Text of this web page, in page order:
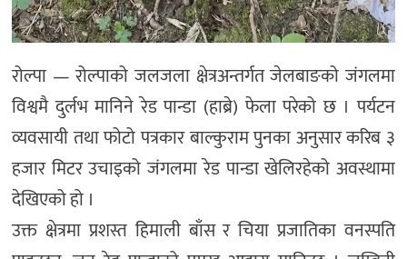
रोल्पा — रोल्पाको जलजला क्षेत्रअन्तर्गत जेलबाङको जंगलमा
विश्वमै दुर्लभ मानिने रेड पान्डा (हाब्रे) फेला परेको छ । पर्यटन
व्यवसायी तथा फोटो पत्रकार बाल्कुराम पुनका अनुसार करिब ३
हजार मिटर उचाइको जंगलमा रेड पान्डा खेलिरहेको अवस्थामा
देखिएको हो ।
उक्त क्षेत्रमा प्रशस्त हिमाली बाँस र चिया प्रजातिका वनस्पति